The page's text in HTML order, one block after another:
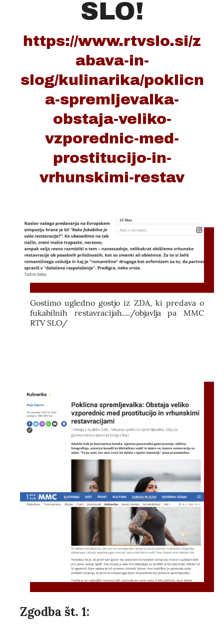
SLO!
https://www.rtvslo.si/z
abava-in-
slog/kulinarika/poklicn
a-spremljevalka-
obstaja-veliko-
vzporednic-med-
prostitucijo-in-
vrhunskimi-restav
Gostimo ugledno gostjo iz ZDA, ki predava o
fukabilnih restavracijah..../objavlja pa MMC
RTV SLO/
Zgodba št. 1: